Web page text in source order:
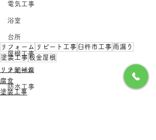
電気工事
浴室
台所
屋根工事
土間補修
防水工事
リフォーム リピート工事 臼杵市工事 雨漏り
塗装工事 板金屋根
リフォーム
腐食
塗装工事